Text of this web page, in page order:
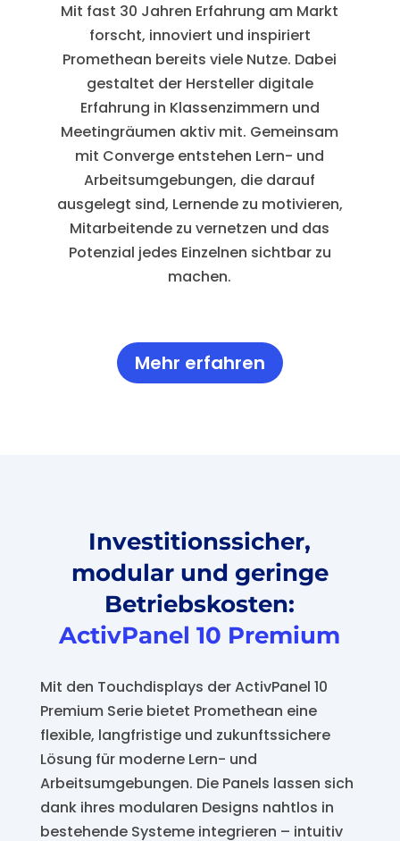
Mit fast 30 Jahren Erfahrung am Markt
forscht, innoviert und inspiriert
Promethean bereits viele Nutze. Dabei
gestaltet der Hersteller digitale
Erfahrung in Klassenzimmern und
Meetingräumen aktiv mit. Gemeinsam
mit Converge entstehen Lern- und
Arbeitsumgebungen, die darauf
ausgelegt sind, Lernende zu motivieren,
Mitarbeitende zu vernetzen und das
Potenzial jedes Einzelnen sichtbar zu
machen.
Mehr erfahren
Investitionssicher,
modular und geringe
Betriebskosten:
ActivPanel 10 Premium
Mit den Touchdisplays der ActivPanel 10
Premium Serie bietet Promethean eine
flexible, langfristige und zukunftssichere
Lösung für moderne Lern- und
Arbeitsumgebungen. Die Panels lassen sich
dank ihres modularen Designs nahtlos in
bestehende Systeme integrieren – intuitiv